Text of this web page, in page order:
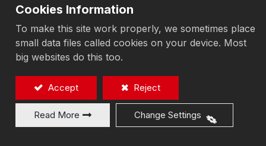
CNC, nelle rettificatrici, fresatrici e nelle linee di
produzione automatizzate, grazie alla loro
**praticità, stabilità ed elevata efficienza**. In
base alla **fonte del magnetismo e al metodo
di controllo**, i mandrini magnetici possono
essere classificati in **mandrini magnetici
permanenti**, **mandrini elettromagnetici** e i
sempre più diffusi **mandrini magnetici elettro-
Cookies Information
To make this site work properly, we sometimes place
small data files called cookies on your device. Most
big websites do this too.
Accept Reject
Read More Change Settings